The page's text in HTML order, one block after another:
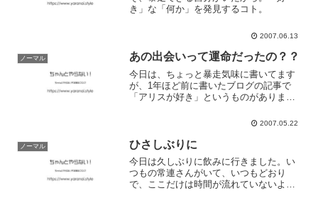
き」な「何か」を発見するコト。
2007.06.13
ノーマル あの出会いって運命だったの？？
今日は、ちょっと暴走気味に書いてます
が、1年ほど前に書いたブログの記事で
「アリスが好き」というものがありま
たいですが、お気に入りの女の子がいる
「アリス」だったわけで。偶然...
2007.05.22
ノーマル ひさしぶりに
今日は久しぶりに飲みに行きました。い
つもの常連さんがいて、いつもどおり
で、ここだけは時間が流れていないよう